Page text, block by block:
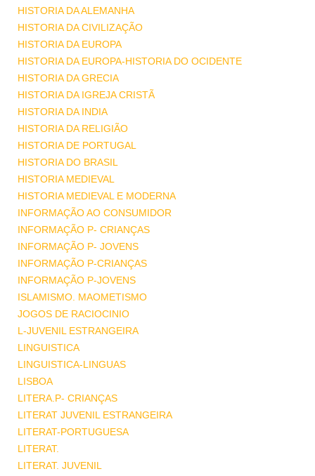
HISTORIA DA ALEMANHA
HISTORIA DA CIVILIZAÇÃO
HISTORIA DA EUROPA
HISTORIA DA EUROPA-HISTORIA DO OCIDENTE
HISTORIA DA GRECIA
HISTORIA DA IGREJA CRISTÃ
HISTORIA DA INDIA
HISTORIA DA RELIGIÃO
HISTORIA DE PORTUGAL
HISTORIA DO BRASIL
HISTORIA MEDIEVAL
HISTORIA MEDIEVAL E MODERNA
INFORMAÇÃO AO CONSUMIDOR
INFORMAÇÃO P- CRIANÇAS
INFORMAÇÃO P- JOVENS
INFORMAÇÃO P-CRIANÇAS
INFORMAÇÃO P-JOVENS
ISLAMISMO. MAOMETISMO
JOGOS DE RACIOCINIO
L-JUVENIL ESTRANGEIRA
LINGUISTICA
LINGUISTICA-LINGUAS
LISBOA
LITERA.P- CRIANÇAS
LITERAT JUVENIL ESTRANGEIRA
LITERAT-PORTUGUESA
LITERAT.
LITERAT. JUVENIL